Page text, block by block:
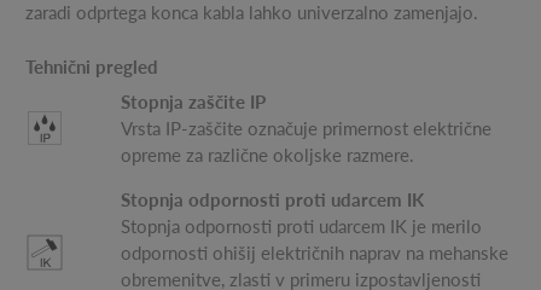
zaradi odprtega konca kabla lahko univerzalno zamenjajo.
Tehnični pregled
Stopnja zaščite IP
Vrsta IP-zaščite označuje primernost električne
opreme za različne okoljske razmere.
Stopnja odpornosti proti udarcem IK
Stopnja odpornosti proti udarcem IK je merilo
odpornosti ohišij električnih naprav na mehanske
obremenitve, zlasti v primeru izpostavljenosti